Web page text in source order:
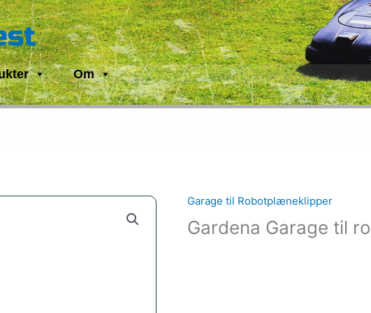
Om
Garage til Robotplæneklipper
Gardena Garage til